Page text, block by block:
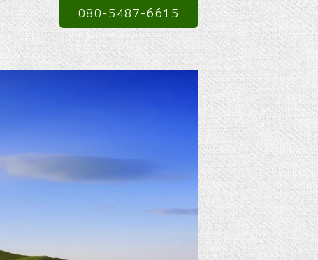
080-5487-6615